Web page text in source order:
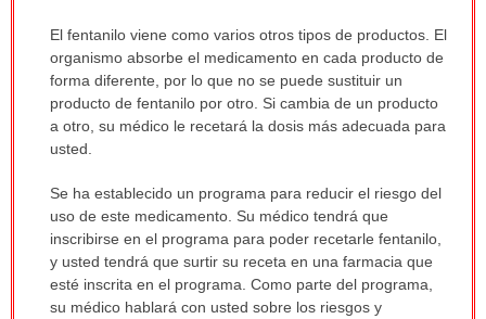
El fentanilo viene como varios otros tipos de productos. El
organismo absorbe el medicamento en cada producto de
forma diferente, por lo que no se puede sustituir un
producto de fentanilo por otro. Si cambia de un producto
a otro, su médico le recetará la dosis más adecuada para
usted.
Se ha establecido un programa para reducir el riesgo del
uso de este medicamento. Su médico tendrá que
inscribirse en el programa para poder recetarle fentanilo,
y usted tendrá que surtir su receta en una farmacia que
esté inscrita en el programa. Como parte del programa,
su médico hablará con usted sobre los riesgos y